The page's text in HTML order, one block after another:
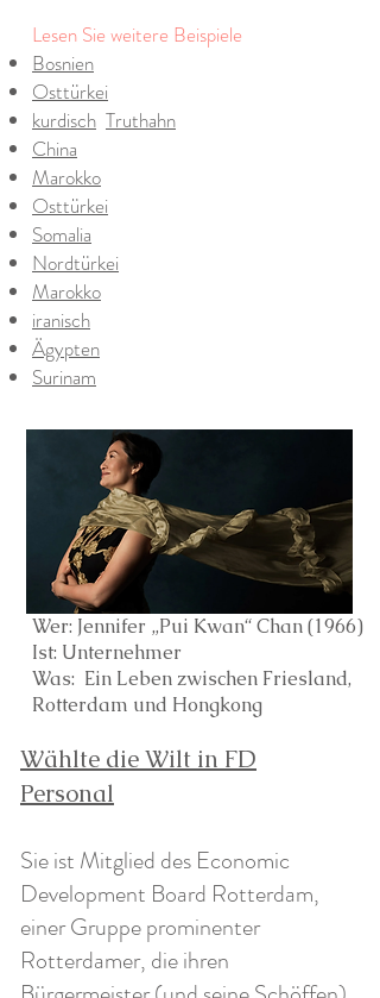
Lesen Sie weitere Beispiele
Bosnien
Osttürkei
kurdisch Truthahn
China
Marokko
Osttürkei
Somalia
Nordtürkei
Marokko
iranisch
Ägypten
Surinam
Wer: Jennifer „Pui Kwan“ Chan (1966)
Ist: Unternehmer
Was: Ein Leben zwischen Friesland,
Rotterdam und Hongkong
Wählte die Wilt in FD
Personal
Sie ist Mitglied des Economic
Development Board Rotterdam,
einer Gruppe prominenter
Rotterdamer, die ihren